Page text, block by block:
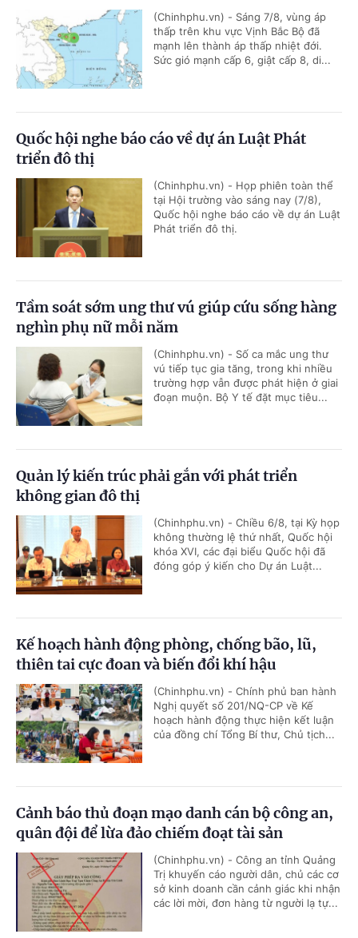
(Chinhphu.vn) - Sáng 7/8, vùng áp
thấp trên khu vực Vịnh Bắc Bộ đã
mạnh lên thành áp thấp nhiệt đới.
Sức gió mạnh cấp 6, giật cấp 8, di...
Quốc hội nghe báo cáo về dự án Luật Phát
triển đô thị
(Chinhphu.vn) - Họp phiên toàn thể
tại Hội trường vào sáng nay (7/8),
Quốc hội nghe báo cáo về dự án Luật
Phát triển đô thị.
Tầm soát sớm ung thư vú giúp cứu sống hàng
nghìn phụ nữ mỗi năm
(Chinhphu.vn) - Số ca mắc ung thư
vú tiếp tục gia tăng, trong khi nhiều
trường hợp vẫn được phát hiện ở giai
đoạn muộn. Bộ Y tế đặt mục tiêu...
Quản lý kiến trúc phải gắn với phát triển
không gian đô thị
(Chinhphu.vn) - Chiều 6/8, tại Kỳ họp
không thường lệ thứ nhất, Quốc hội
khóa XVI, các đại biểu Quốc hội đã
đóng góp ý kiến cho Dự án Luật...
Kế hoạch hành động phòng, chống bão, lũ,
thiên tai cực đoan và biến đổi khí hậu
(Chinhphu.vn) - Chính phủ ban hành
Nghị quyết số 201/NQ-CP về Kế
hoạch hành động thực hiện kết luận
của đồng chí Tổng Bí thư, Chủ tịch...
Cảnh báo thủ đoạn mạo danh cán bộ công an,
quân đội để lừa đảo chiếm đoạt tài sản
(Chinhphu.vn) - Công an tỉnh Quảng
Trị khuyến cáo người dân, chủ các cơ
sở kinh doanh cần cảnh giác khi nhận
các lời mời, đơn hàng từ người lạ tự...